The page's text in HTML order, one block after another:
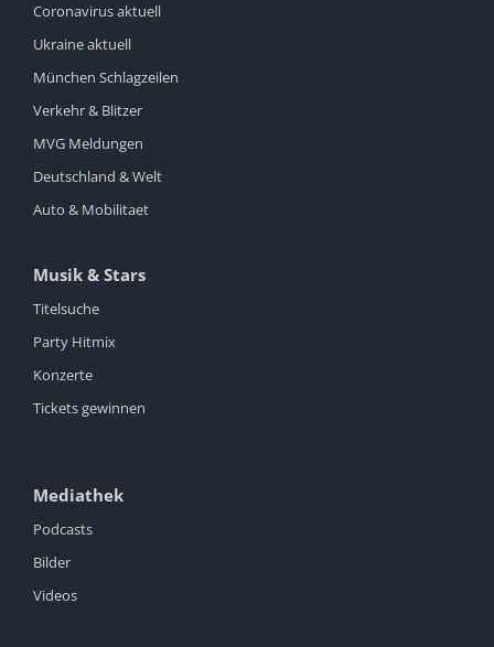
Coronavirus aktuell
Ukraine aktuell
München Schlagzeilen
Verkehr & Blitzer
MVG Meldungen
Deutschland & Welt
Auto & Mobilitaet
Musik & Stars
Titelsuche
Party Hitmix
Konzerte
Tickets gewinnen
Mediathek
Podcasts
Bilder
Videos